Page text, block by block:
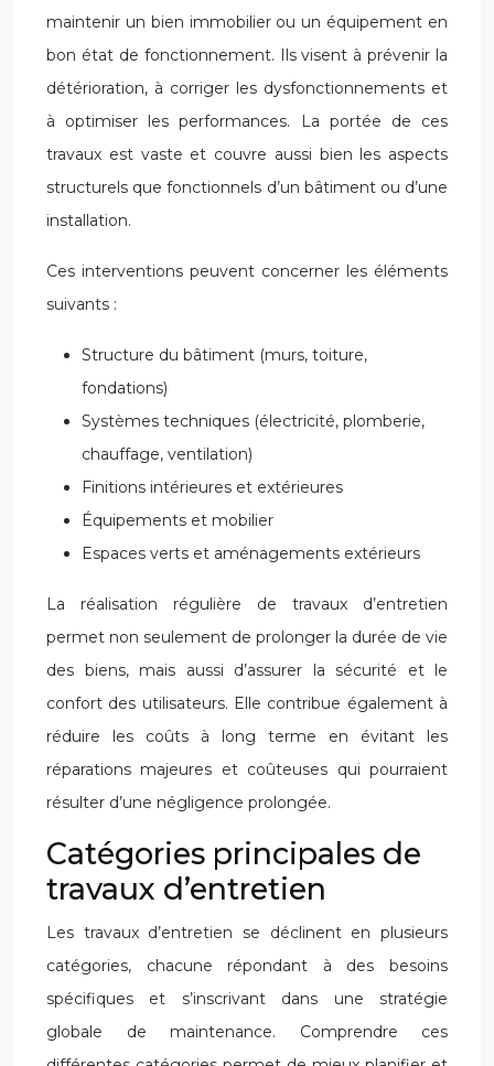
maintenir un bien immobilier ou un équipement en
bon état de fonctionnement. Ils visent à prévenir la
détérioration, à corriger les dysfonctionnements et
à optimiser les performances. La portée de ces
travaux est vaste et couvre aussi bien les aspects
structurels que fonctionnels d’un bâtiment ou d’une
installation.
Ces interventions peuvent concerner les éléments
suivants :
Structure du bâtiment (murs, toiture,
fondations)
Systèmes techniques (électricité, plomberie,
chauffage, ventilation)
Finitions intérieures et extérieures
Équipements et mobilier
Espaces verts et aménagements extérieurs
La réalisation régulière de travaux d’entretien
permet non seulement de prolonger la durée de vie
des biens, mais aussi d’assurer la sécurité et le
confort des utilisateurs. Elle contribue également à
réduire les coûts à long terme en évitant les
réparations majeures et coûteuses qui pourraient
résulter d’une négligence prolongée.
Catégories principales de
travaux d’entretien
Les travaux d’entretien se déclinent en plusieurs
catégories, chacune répondant à des besoins
spécifiques et s’inscrivant dans une stratégie
globale de maintenance. Comprendre ces